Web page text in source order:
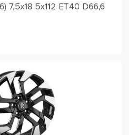
7,5x18 5x112 ET40 D66,6